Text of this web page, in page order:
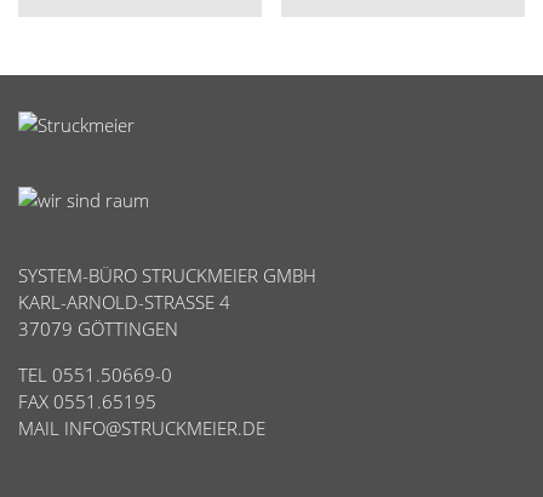
SYSTEM-BÜRO STRUCKMEIER GMBH
KARL-ARNOLD-STRASSE 4
37079 GÖTTINGEN
TEL 0551.50669-0
FAX 0551.65195
MAIL INFO@STRUCKMEIER.DE